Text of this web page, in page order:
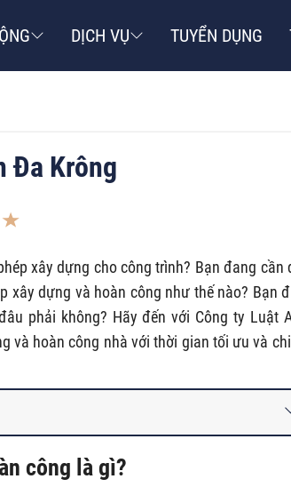
DỊCH VỤ TUYỂN DỤNG
Đa Krông
xây dựng cho công trình? Bạn đang cần
xây dựng và hoàn công như thế nào? Bạn
phải không? Hãy đến với Công ty Luật
và hoàn công nhà với thời gian tối ưu và
công là gì?